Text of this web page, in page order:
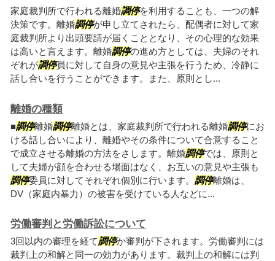
家庭裁判所で行われる離婚調停を利用することも、一つの解
決策です。離婚調停が申し立てされたら、配偶者に対して家
庭裁判所より出頭要請が届くこととなり、その心理的な効果
は高いと言えます。離婚調停の進め方としては、夫婦のそれ
ぞれが調停員に対して自身の意見や主張を行うため、冷静に
話し合いを行うことができます。また、原則とし...
離婚の種類
■調停離婚調停離婚とは、家庭裁判所で行われる離婚調停にお
ける話し合いにより、離婚やその条件について合意すること
で成立させる離婚の方法をさします。離婚調停では、原則と
して夫婦が顔を合わせる場面はなく、お互いの意見や主張も
調停委員に対してそれぞれ個別に行います。 調停離婚は、
DV（家庭内暴力）の被害を受けている人などに...
労働審判と労働訴訟について
3回以内の審理を経て調停か審判が下されます。労働審判には
裁判上の和解と同一の効力があります。裁判上の和解には判